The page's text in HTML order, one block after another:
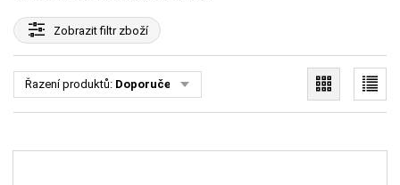
Zobrazitfiltr zboží
Řazení produktů: Doporučené